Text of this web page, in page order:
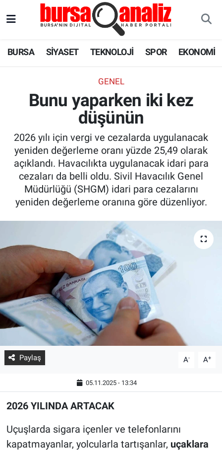
BURSA SİYASET TEKNOLOJİ SPOR EKONOMİ
GENEL
Bunu yaparken iki kez
düşünün
2026 yılı için vergi ve cezalarda uygulanacak
yeniden değerleme oranı yüzde 25,49 olarak
açıklandı. Havacılıkta uygulanacak idari para
cezaları da belli oldu. Sivil Havacılık Genel
Müdürlüğü (SHGM) idari para cezalarını
yeniden değerleme oranına göre düzenliyor.
Paylaş A- A+
05.11.2025 - 13:34
2026 YILINDA ARTACAK
Uçuşlarda sigara içenler ve telefonlarını
kapatmayanlar, yolcularla tartışanlar, uçaklara
EKONOMİ
SAĞLIK
ASTROLOJİ
Süper Lig Puan Durumu ve Fikstür
Tüm Manşetler
Son Dakika Haberleri
Haber Arşivi